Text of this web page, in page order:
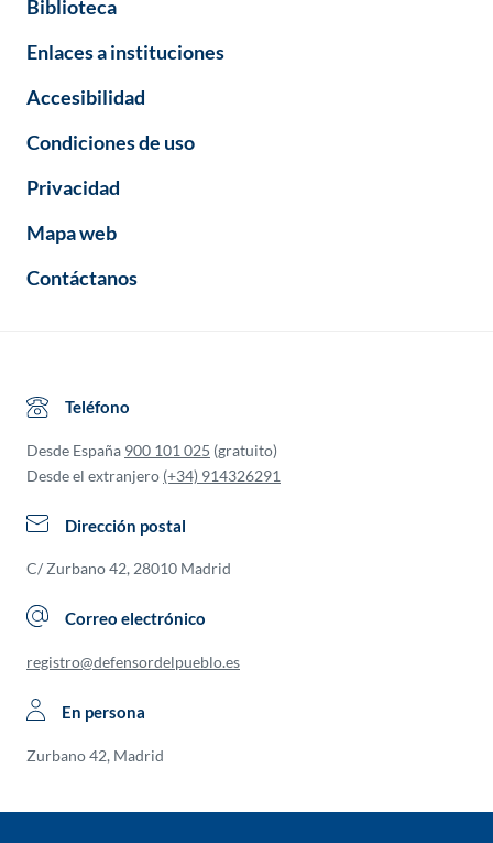
Biblioteca
Enlaces a instituciones
Accesibilidad
Condiciones de uso
Privacidad
Mapa web
Contáctanos
Teléfono
Desde España 900 101 025 (gratuito)
Desde el extranjero (+34) 914326291
Dirección postal
C/ Zurbano 42, 28010 Madrid
Correo electrónico
registro@defensordelpueblo.es
En persona
Zurbano 42, Madrid